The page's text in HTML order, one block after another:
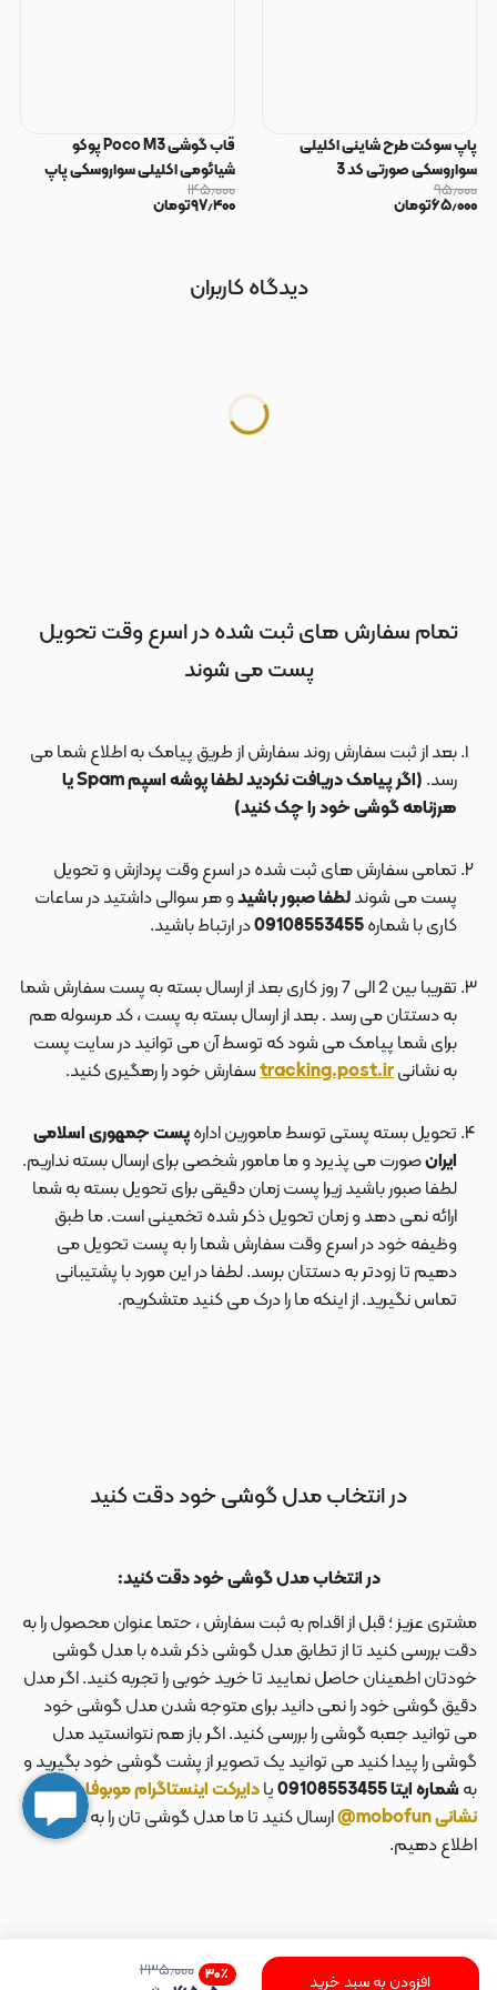
افزودن به سبد خرید ۳۰٪ ۲۳۵٫۰۰۰
پاپ سوکت طرح شاینی اکلیلی
سواروسکی صورتی کد 3
۹۵٫۰۰۰
۶۵٫۰۰۰تومان
قاب گوشی Poco M3 پوکو
شیائومی اکلیلی سواروسکی پاپ
سوکت دار محافظ لنز دار صورتی کد
۱۴۵٫۰۰۰
۹۷٫۴۰۰تومان
دیدگاه کاربران
تمام سفارش های ثبت شده در اسرع وقت تحویل
پست می شوند
بعد از ثبت سفارش روند سفارش از طریق پیامک به اطلاع شما می
رسد.
(اگر پیامک دریافت نکردید لطفا پوشه اسپم Spam یا
هرزنامه گوشی خود را چک کنید)
تمامی سفارش های ثبت شده در اسرع وقت پردازش و تحویل
پست می شوندلطفا صبور باشیدو هر سوالی داشتید در ساعات
کاری با شماره
در ارتباط باشید.
تقریبا بین 2 الی 7 روز کاری بعد از ارسال بسته به پست سفارش شما
به دستتان می رسد . بعد از ارسال بسته به پست ، کد مرسوله هم
برای شما پیامک می شود که توسط آن می توانید در سایت پست
به نشانیtracking.post.irسفارش خود را رهگیری کنید.
تحویل بسته پستی توسط مامورین ادارهپست جمهوری اسلامی
ایرانصورت می پذیرد و ما مامور شخصی برای ارسال بسته نداریم.
لطفا صبور باشید زیرا پست زمان دقیقی برای تحویل بسته به شما
ارائه نمی دهد و زمان تحویل ذکر شده تخمینی است. ما طبق
وظیفه خود در اسرع وقت سفارش شما را به پست تحویل می
دهیم تا زودتر به دستتان برسد. لطفا در این مورد با پشتیبانی
تماس نگیرید. از اینکه ما را درک می کنید متشکریم.
در انتخاب مدل گوشی خود دقت کنید
در انتخاب مدل گوشی خود دقت کنید:
مشتری عزیز ؛ قبل از اقدام به ثبت سفارش ، حتما عنوان محصول را به
دقت بررسی کنید تا از تطابق مدل گوشی ذکر شده با مدل گوشی
خودتان اطمینان حاصل نمایید تا خرید خوبی را تجربه کنید. اگر مدل
دقیق گوشی خود را نمی دانید برای متوجه شدن مدل گوشی خود
می توانید جعبه گوشی را بررسی کنید. اگر باز هم نتوانستید مدل
گوشی را پیدا کنید می توانید یک تصویر از پشت گوشی خود بگیرید و
به شماره ایتا 09108553455 یادایرکت اینستاگرام موبوفان به
نشانی mobofun@
ارسال کنید تا ما مدل گوشی تان را به شما
اطلاع دهیم.